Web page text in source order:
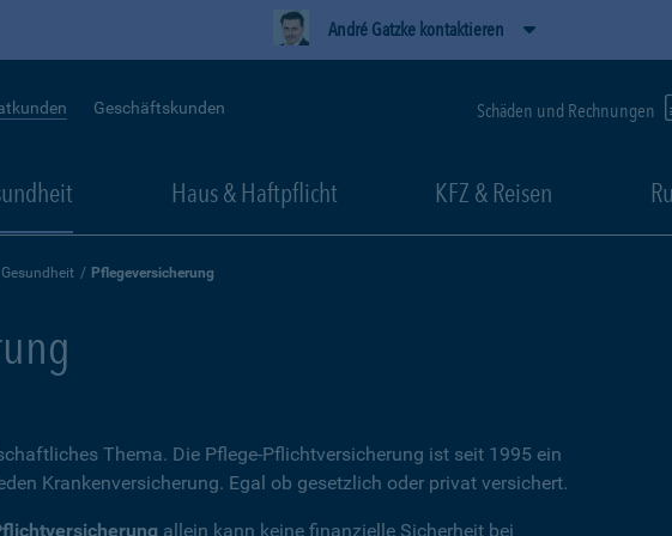
André Gatzke kontaktieren
Geschäftskunden Schäden und Rechnungen
Haus & Haftpflicht KFZ & Reisen
Gesundheit Pflegeversicherung
Thema. Die Pflege-Pflichtversicherung ist seit 1995 ein
Krankenversicherung. Egal ob gesetzlich oder privat versichert.
allein kann keine finanzielle Sicherheit bei